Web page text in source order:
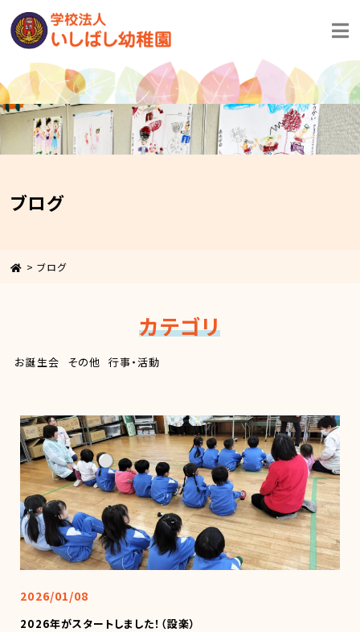
ブログ
> ブログ
カテゴリ
お誕生会 その他 行事・活動
2026/01/08
2026年がスタートしました！（設楽）